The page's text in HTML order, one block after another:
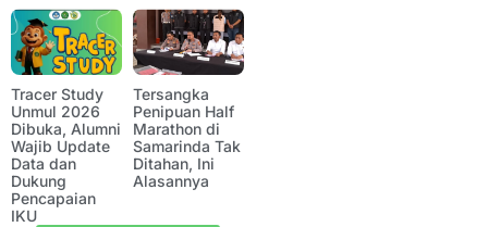
Tracer Study
Unmul 2026
Dibuka, Alumni
Wajib Update
Data dan
Dukung
Pencapaian
IKU
Tersangka
Penipuan Half
Marathon di
Samarinda Tak
Ditahan, Ini
Alasannya